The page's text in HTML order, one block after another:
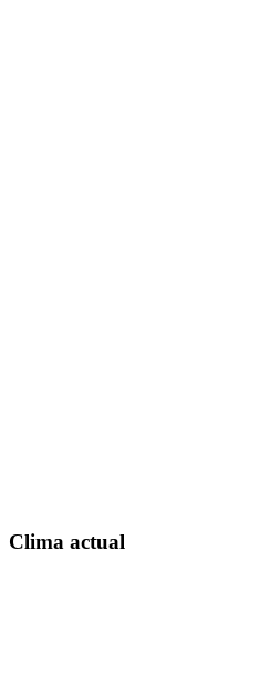
Clima actual